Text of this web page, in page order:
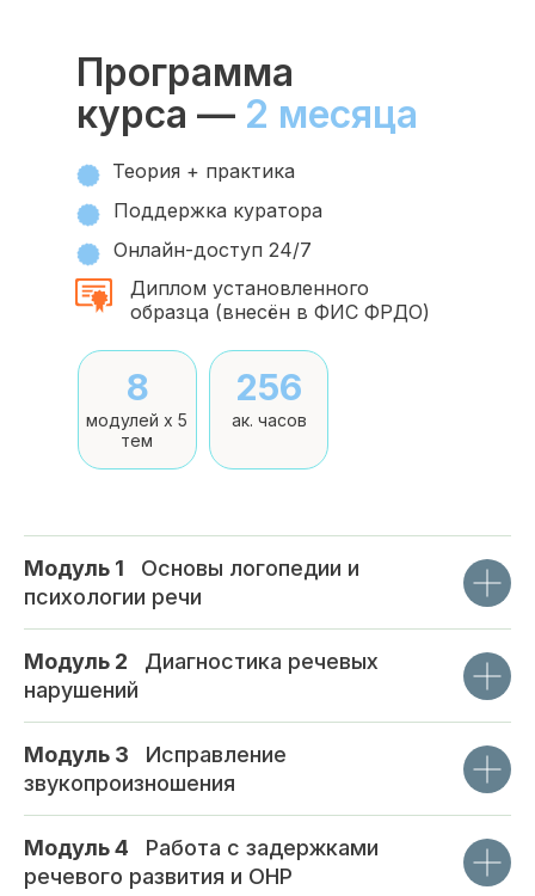
Программа
курса — 2 месяца
Теория + практика
Поддержка куратора
Диплом установленного
образца (внесён в ФИС ФРДО)
8
ак. часов
модулей x 5
тем
256
Онлайн-доступ 24/7
Модуль 1
Основы логопедии и
психологии речи
Модуль 2
Диагностика речевых
нарушений
Модуль 3
Исправление
звукопроизношения
Модуль 4
Работа с задержками
речевого развития и ОНР